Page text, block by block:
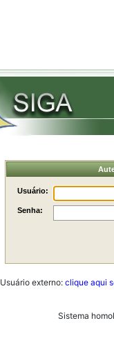
Usuário:
Senha:
Usuário externo: clique aqui
Sistema